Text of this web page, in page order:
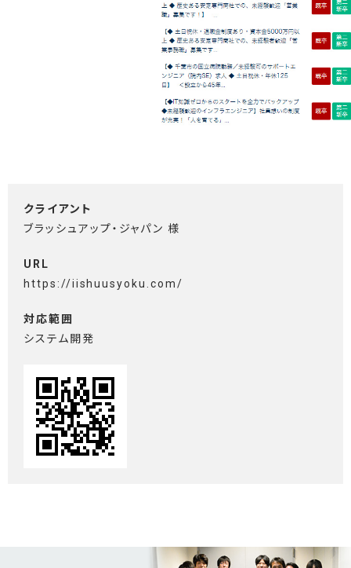
クライアント
ブラッシュアップ・ジャパン 様
URL
https://iishuusyoku.com/
対応範囲
システム開発